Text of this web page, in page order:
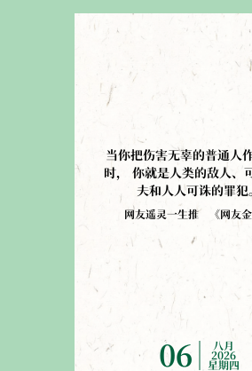
当你把伤害无辜的普通人
时，
你就是人类的敌人、
夫和人人可诛的罪犯
网友遥灵一生推 《网友
06
八月
2026
星期四